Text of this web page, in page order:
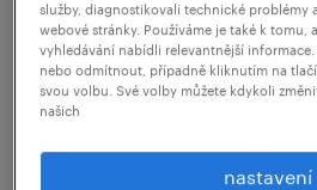
nučice, středočeský kraj
stálý úvazek
uveřejněno 17 července 2026
služby, diagnostikovali technické problémy
webové stránky. Používáme je také k tomu,
vyhledávání nabídli relevantnější
nebo odmítnout, případně kliknutím na
svou volbu. Své volby můžete kdykoli
našich
nastavení